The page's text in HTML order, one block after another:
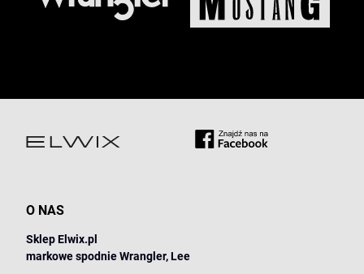
O NAS
Sklep Elwix.pl
markowe spodnie Wrangler, Lee